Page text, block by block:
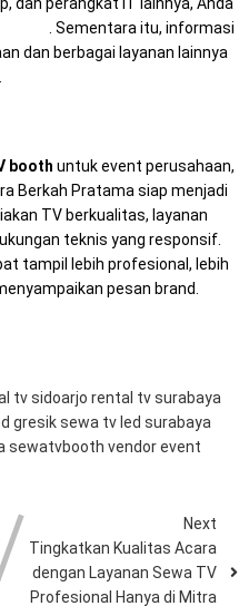
. Sementara itu, informasi
dan berbagai layanan lainnya
booth untuk event perusahaan,
Berkah Pratama siap menjadi
TV berkualitas, layanan
teknis yang responsif.
tampil lebih profesional, lebih
pesan brand.
tv sidoarjo rental tv surabaya
gresiksewa tv led surabaya
sewatvbooth vendor event
Next
Tingkatkan Kualitas Acara
dengan Layanan Sewa TV
Profesional Hanya di Mitra